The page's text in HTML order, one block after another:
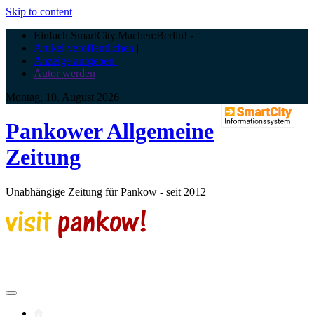
Skip to content
Einfach.SmartCity.Machen:Berlin! -
Artikel veröffentlichen |
Anzeige aufgeben |
Autor werden
Montag, 10. August 2026
Pankower Allgemeine
Zeitung
Unabhängige Zeitung für Pankow - seit 2012